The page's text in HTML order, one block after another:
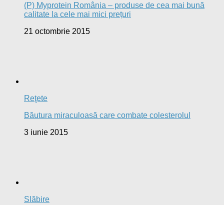
(P) Myprotein România – produse de cea mai bună
calitate la cele mai mici prețuri
21 octombrie 2015
Reţete
Băutura miraculoasă care combate colesterolul
3 iunie 2015
Slăbire